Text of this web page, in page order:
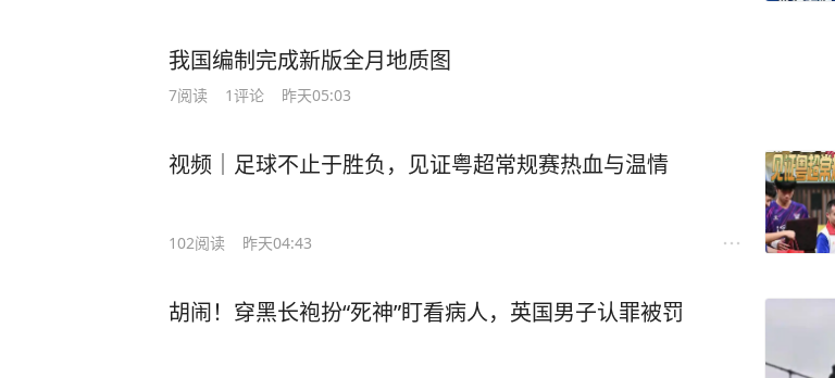
我国编制完成新版全月地质图
7阅读 1评论 昨天05:03
视频｜足球不止于胜负，见证粤超常规赛热血与温情
102阅读 昨天04:43
胡闹！穿黑长袍扮“死神”盯看病人，英国男子认罪被罚